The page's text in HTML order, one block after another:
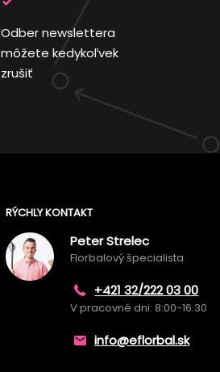
Odber newslettera
môžete kedykoľvek
zrušiť
RÝCHLY KONTAKT
Peter Strelec
Florbalový špecialista
+421 32/222 03 00
V pracovné dni: 8:00-16:30
info@eflorbal.sk